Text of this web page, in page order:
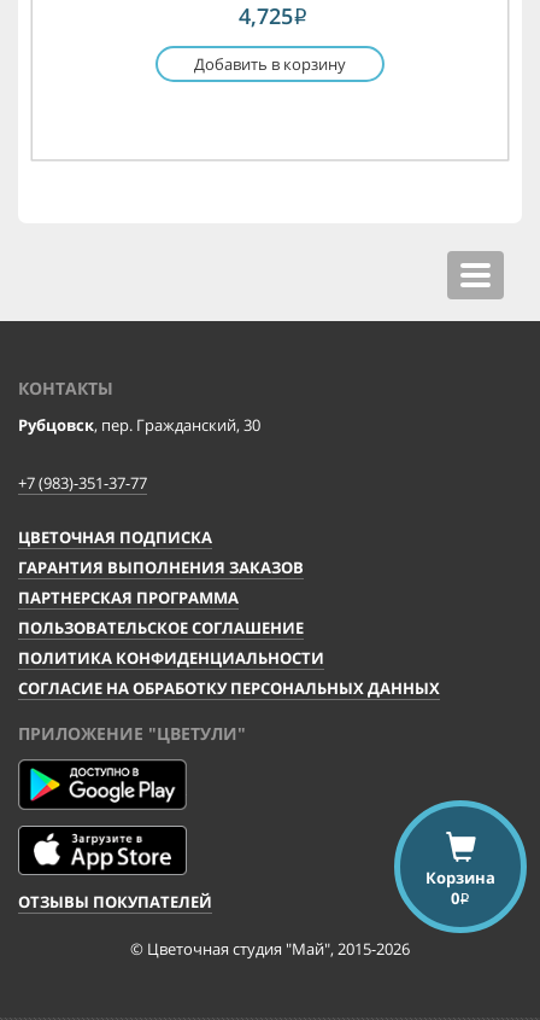
4,725i
Добавить в корзину
Toggle
КОНТАКТЫ
Рубцовск, пер. Гражданский, 30
+7 (983)-351-37-77
ЦВЕТОЧНАЯ ПОДПИСКА
ГАРАНТИЯ ВЫПОЛНЕНИЯ ЗАКАЗОВ
ПАРТНЕРСКАЯ ПРОГРАММА
ПОЛЬЗОВАТЕЛЬСКОЕ СОГЛАШЕНИЕ
ПОЛИТИКА КОНФИДЕНЦИАЛЬНОСТИ
СОГЛАСИЕ НА ОБРАБОТКУ ПЕРСОНАЛЬНЫХ ДАННЫХ
ПРИЛОЖЕНИЕ "ЦВЕТУЛИ"
ОТЗЫВЫ ПОКУПАТЕЛЕЙ
© Цветочная студия "Май", 2015-2026
Корзина
0i